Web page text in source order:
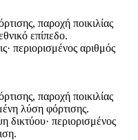
παροχή ποικιλίας
επίπεδο.
περιορισμένος αριθμός
παροχή ποικιλίας
λύση φόρτισης.
δικτύου· περιορισμένος